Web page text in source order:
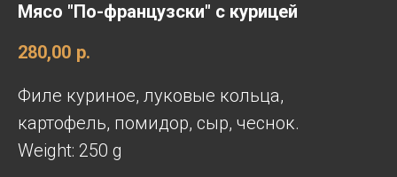
Мясо "По-французски" с курицей
280,00 р.
Филе куриное, луковые кольца,
картофель, помидор, сыр, чеснок.
Weight: 250 g